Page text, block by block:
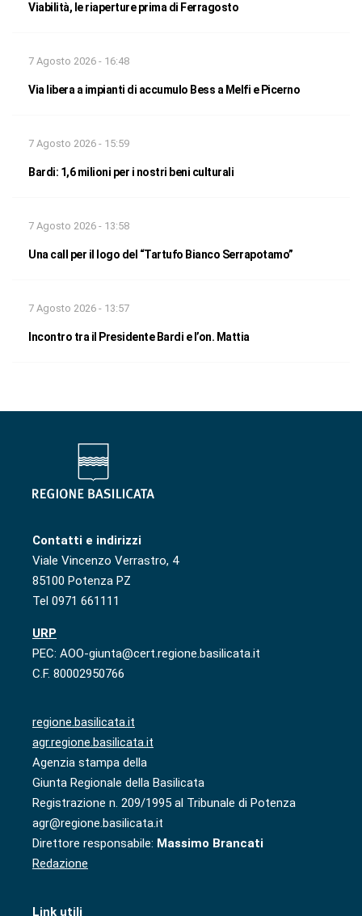
Viabilità, le riaperture prima di Ferragosto
7 Agosto 2026 - 16:48
Via libera a impianti di accumulo Bess a Melfi e Picerno
7 Agosto 2026 - 15:59
Bardi: 1,6 milioni per i nostri beni culturali
7 Agosto 2026 - 13:58
Una call per il logo del “Tartufo Bianco Serrapotamo”
7 Agosto 2026 - 13:57
Incontro tra il Presidente Bardi e l’on. Mattia
Contatti e indirizzi
Viale Vincenzo Verrastro, 4
85100 Potenza PZ
Tel 0971 661111
URP
PEC: AOO-giunta@cert.regione.basilicata.it
C.F. 80002950766
regione.basilicata.it
agr.regione.basilicata.it
Agenzia stampa della
Giunta Regionale della Basilicata
Registrazione n. 209/1995 al Tribunale di Potenza
agr@regione.basilicata.it
Direttore responsabile: Massimo Brancati
Redazione
Link utili